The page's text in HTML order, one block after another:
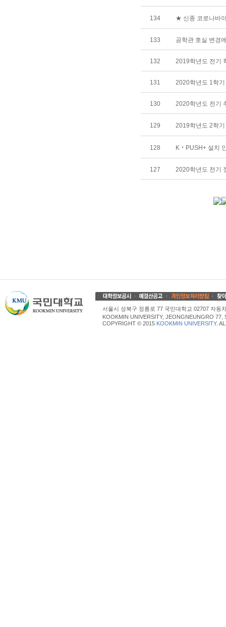
134 ★ 신종 코로나바
133 공학관 호실 변경
132 2019학년도 전기
131 2020학년도 1학
130 2020학년도 전기
129 2019학년도 2학
128 K‧PUSH+ 설치
127 2020학년도 전기
서울시 성북구 정릉로 77 국민대학교 02707 자동
KOOKMIN UNIVERSITY, JEONGNEUNGRO
COPYRIGHT © 2015 KOOKMIN UNIVERSITY.